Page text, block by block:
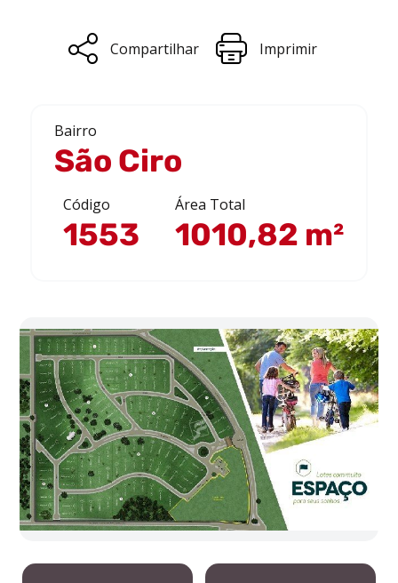
Compartilhar Imprimir
Bairro
São Ciro
Código
1553
Área Total
1010,82 m²